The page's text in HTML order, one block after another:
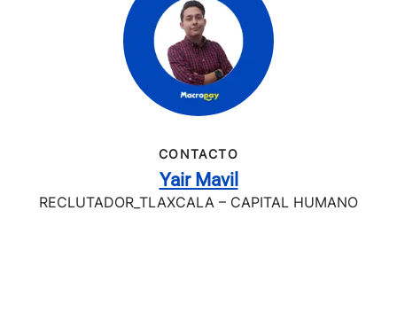
CONTACTO
Yair Mavil
RECLUTADOR_TLAXCALA – CAPITAL HUMANO